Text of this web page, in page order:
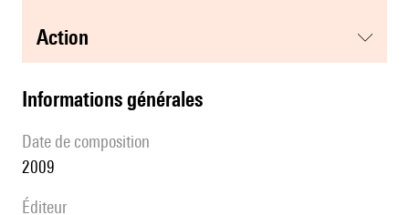
action
informations générales
date de composition
2009
éditeur